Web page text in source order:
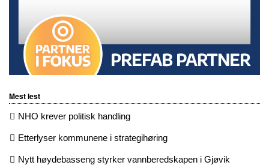
Mest lest
NHO krever politisk handling
Etterlyser kommunene i strategihøring
Nytt høydebasseng styrker vannberedskapen i Gjøvik